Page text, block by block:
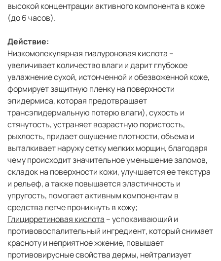
высокой концентрации активного компонента в коже
(до 6 часов).
Действие:
Низкомолекулярная гиалуроновая кислота –
увеличивает количество влаги и дарит глубокое
увлажнение сухой, истонченной и обезвоженной коже,
формирует защитную пленку на поверхности
эпидермиса, которая предотвращает
трансэпидермальную потерю влаги), сухость и
стянутость, устраняет возрастную пористость,
рыхлость, придает ощущение плотности, объема и
выталкивает наружу сетку мелких морщин, благодаря
чему происходит значительное уменьшение заломов,
складок на поверхности кожи, улучшается ее текстура
и рельеф, а также повышается эластичность и
упругость, помогает активным компонентам в
средства легче проникнуть в кожу;
Глицирретиновая кислота – успокаивающий и
противовоспалительный ингредиент, который снимает
красноту и неприятное жжение, повышает
противовирусные свойства дермы, нейтрализует